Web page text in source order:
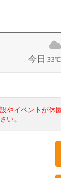
今日 33℃
やイベントが休
い。